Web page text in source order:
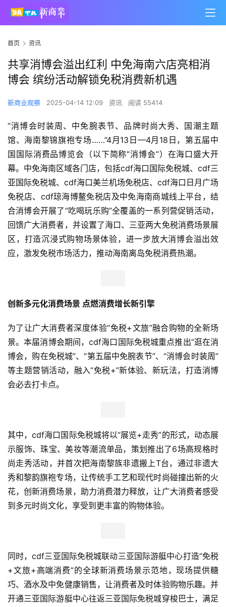
首页 资讯
共享消博会溢出红利 中免海南六店亮相消
博会 缤纷活动解锁免税消费新机遇
新商业观察 2025-04-14 12:09 资讯 阅读 55414
“消博会时装周、中免腕表节、品牌时尚大秀、国潮主题
馆、海南黎锦旗袍专场……”4月13日—4月18日，第五届中
国国际消费品博览会（以下简称“消博会”）在海口盛大开
幕。中免海南区域各门店，包括cdf海口国际免税城、cdf三
亚国际免税城、cdf海口美兰机场免税店、cdf海口日月广场
免税店、cdf琼海博鳌免税店及中免海南商城线上平台，结
合消博会开展了“吃喝玩乐购”全覆盖的一系列营促销活动，
回馈广大消费者，并设置了海口、三亚两大免税消费场景展
区，打造沉浸式购物场景体验，进一步放大消博会溢出效
应，激发免税市场活力，推动海南离岛免税消费热潮。
创新多元化消费场景 点燃消费增长新引擎
为了让广大消费者深度体验“免税+文旅”融合购物的全新场
景。本届消博会期间，cdf海口国际免税城重点推出“逛在消
博会，购在免税城”、“第五届中免腕表节”、“消博会时装周”
等主题营销活动，融入“免税+”新体验、新玩法，打造消博
会必去打卡点。
其中，cdf海口国际免税城将以“展览+走秀”的形式，动态展
示服饰、珠宝、美妆等潮流单品，策划推出了6场高规格时
尚走秀活动，并首次把海南黎族非遗搬上T台，通过非遗大
秀和黎韵旗袍专场，让传统手工艺和现代时尚碰撞出新的火
花，创新消费场景，助力消费潜力释放，让广大消费者感受
到多元时尚文化，享受到更丰富的购物体验。
同时，cdf三亚国际免税城联动三亚国际游艇中心打造“免税
+文旅+高端消费”的全球新消费场景示范地，现场提供糖
巧、酒水及中免健康销售，让消费者及时体验购物乐趣。并
开通三亚国际游艇中心往返三亚国际免税城穿梭巴士，满足